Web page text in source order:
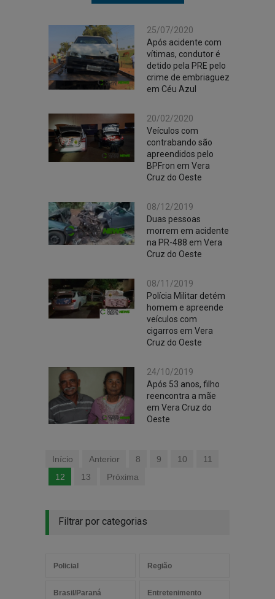
25/07/2020
Após acidente com
vítimas, condutor é
detido pela PRE pelo
crime de embriaguez
em Céu Azul
20/02/2020
Veículos com
contrabando são
apreendidos pelo
BPFron em Vera
Cruz do Oeste
08/12/2019
Duas pessoas
morrem em acidente
na PR-488 em Vera
Cruz do Oeste
08/11/2019
Polícia Militar detém
homem e apreende
veículos com
cigarros em Vera
Cruz do Oeste
24/10/2019
Após 53 anos, filho
reencontra a mãe
em Vera Cruz do
Oeste
Início Anterior 8 9 10
11
12
13 Próxima
Filtrar por categorias
Policial Região
Brasil/Paraná Entretenimento